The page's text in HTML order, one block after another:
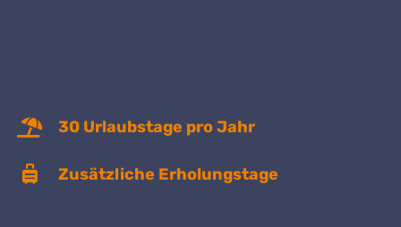
30 Urlaubstage pro Jahr
Zusätzliche Erholungstage